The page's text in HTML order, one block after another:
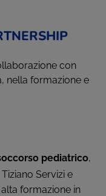
con
nella formazione e
pediatrico,
Servizi e
formazione in